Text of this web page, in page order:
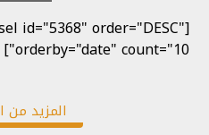
id="5368" order="DESC"
orderby="date" count="10"]
المزيد من